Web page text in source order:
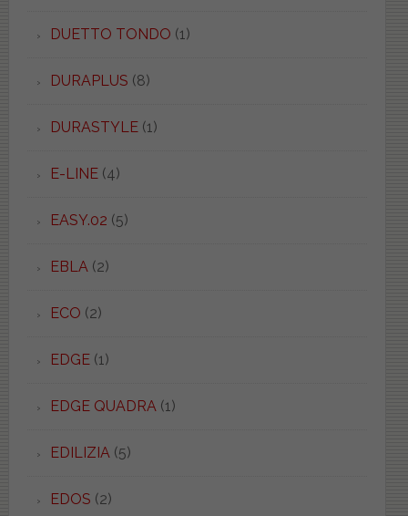
DUETTO TONDO (1)
DURAPLUS (8)
DURASTYLE(1)
E-LINE(4)
EASY.02 (5)
EBLA (2)
ECO (2)
EDGE(1)
EDGE QUADRA (1)
EDILIZIA (5)
EDOS (2)